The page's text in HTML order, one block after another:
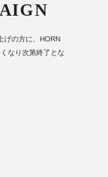
げの方に、HORN
なり次第終了とな